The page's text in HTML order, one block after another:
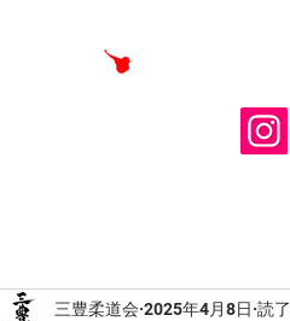
三豊柔道会 2025年4月8日 読